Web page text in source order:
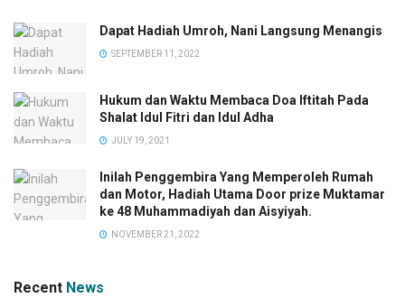
Dapat Hadiah Umroh, Nani Langsung Menangis
SEPTEMBER 11, 2022
Hukum dan Waktu Membaca Doa Iftitah Pada
Shalat Idul Fitri dan Idul Adha
JULY 19, 2021
Inilah Penggembira Yang Memperoleh Rumah
dan Motor, Hadiah Utama Door prize Muktamar
ke 48 Muhammadiyah dan Aisyiyah.
NOVEMBER 21, 2022
Recent News